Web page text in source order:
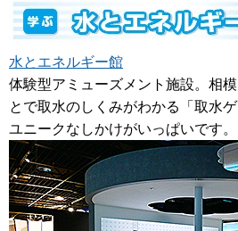
水とエネルギー館
体験型アミューズメント施設。相
とで取水のしくみがわかる「取水
ユニークなしかけがいっぱいです。